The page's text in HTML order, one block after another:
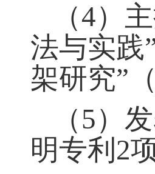
（4）
法与实践
架研究”
（5）
明专利2项